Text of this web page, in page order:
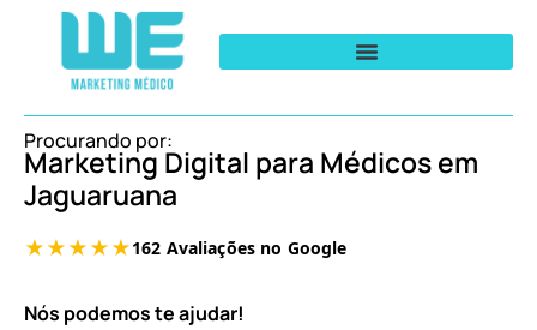
Procurando por:
Marketing Digital para Médicos em
Jaguaruana
Nós podemos te ajudar!